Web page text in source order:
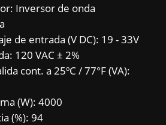
Inversor de onda
de entrada (V DC): 19 - 33V
120 VAC ± 2%
cont. a 25ºC / 77°F (VA):
(W): 4000
(%): 94